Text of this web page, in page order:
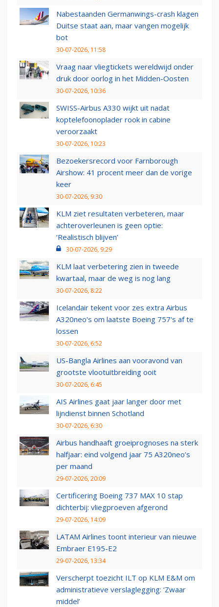
Nabestaanden Germanwings-crash klagen
Duitse staat aan, maar vangen mogelijk
bot
30-07-2026, 11:58
Vraag naar vliegtickets wereldwijd onder
druk door oorlog in het Midden-Oosten
30-07-2026, 10:36
SWISS-Airbus A330 wijkt uit nadat
koptelefoonoplader rook in cabine
veroorzaakt
30-07-2026, 10:23
Bezoekersrecord voor Farnborough
Airshow: 41 procent meer dan de vorige
keer
30-07-2026, 9:30
KLM ziet resultaten verbeteren, maar
achteroverleunen is geen optie:
‘Realistisch blijven’
30-07-2026, 9:29
KLM laat verbetering zien in tweede
kwartaal, maar de weg is nog lang
30-07-2026, 8:22
Icelandair tekent voor zes extra Airbus
A320neo's om laatste Boeing 757's af te
lossen
30-07-2026, 6:52
US-Bangla Airlines aan vooravond van
grootste vlootuitbreiding ooit
30-07-2026, 6:45
AIS Airlines gaat jaar langer door met
lijndienst binnen Schotland
30-07-2026, 6:30
Airbus handhaaft groeiprognoses na sterk
halfjaar: eind volgend jaar 75 A320neo’s
per maand
29-07-2026, 20:09
Certificering Boeing 737 MAX 10 stap
dichterbij: vliegproeven afgerond
29-07-2026, 14:09
LATAM Airlines toont interieur van nieuwe
Embraer E195-E2
29-07-2026, 13:34
Verscherpt toezicht ILT op KLM E&M om
administratieve verslaglegging: ‘Zwaar
middel’